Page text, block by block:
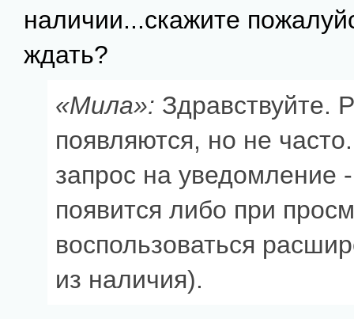
наличии...скажите
ждать?
«Мила»: Здравствуйте.
появляются, но не
запрос на уведомление
появится либо при
воспользоваться
из наличия).